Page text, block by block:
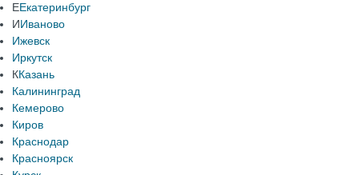
ЕЕкатеринбург
ИИваново
Ижевск
Иркутск
ККазань
Калининград
Кемерово
Киров
Краснодар
Красноярск